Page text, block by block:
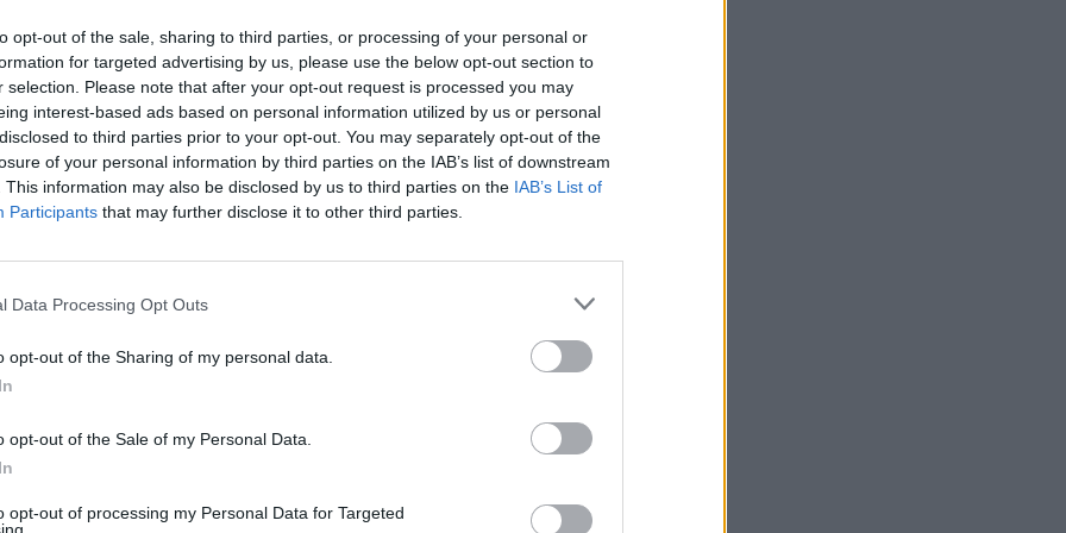
opt-out of the sale, sharing to third parties, or processing of your personal or
for targeted advertising by us, please use the below opt-out section to
selection. Please note that after your opt-out request is processed you may
interest-based ads based on personal information utilized by us or personal
to third parties prior to your opt-out. You may separately opt-out of the
of your personal information by third parties on the IAB’s list of downstream
This information may also be disclosed by us to third parties on the IAB’s List of
Participants that may further disclose it to other third parties.
Data Processing Opt Outs
opt-out of the Sharing of my personal data.
opt-out of the Sale of my Personal Data.
opt-out of processing my Personal Data for Targeted
είχε δηλώσει πως υπήρξε θύμα με τις
γυναίκα, γιατί έτσι είμαι και θέλω να είμαι,
και θα προσφέρει. Τη σχέση και την αγάπη την
να είναι στο σπίτι και με τα παιδιά και να
τον τραγουδιστή για ξυλοδαρμό.
ήταν περιστασιακή και σχετικά με τις
ότι έχει στο κινητό της η πρώην